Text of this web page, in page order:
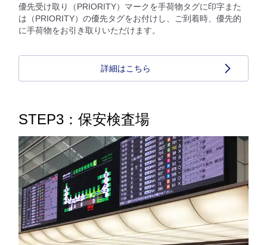
優先受け取り（PRIORITY）マークを手荷物タグに印字また
は（PRIORITY）の優先タグをお付けし、ご到着時、優先的
に手荷物をお引き取りいただけます。
詳細はこちら
STEP3：保安検査場